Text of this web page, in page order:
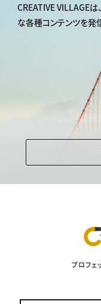
CREATIVE VILLAGEは、
な各種コンテンツを発
プロフ